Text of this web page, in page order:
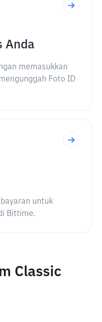
Anda
memasukkan
Foto ID
untuk
Bittime.
Classic